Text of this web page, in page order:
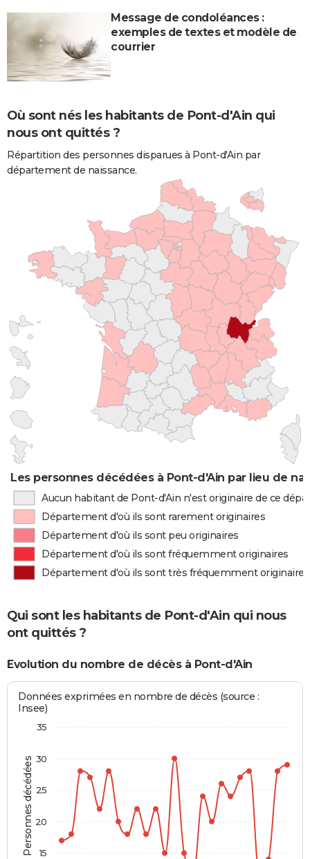
Message de condoléances :
exemples de textes et modèle de
courrier
Où sont nés les habitants de Pont-d'Ain qui
nous ont quittés ?
Répartition des personnes disparues à Pont-d'Ain par
département de naissance.
Les personnes décédées à Pont-d'Ain par lieu de
Aucun habitant de Pont-d'Ain n'est originaire de ce
Département d'où ils sont rarement originaires
Département d'où ils sont peu originaires
Département d'où ils sont fréquemment originaires
Département d'où ils sont très fréquemment originaires
Qui sont les habitants de Pont-d'Ain qui nous
ont quittés ?
Evolution du nombre de décès à Pont-d'Ain
Personnes décédées
Données exprimées en nombre de décès (source :
Insee)
15
20
25
30
35